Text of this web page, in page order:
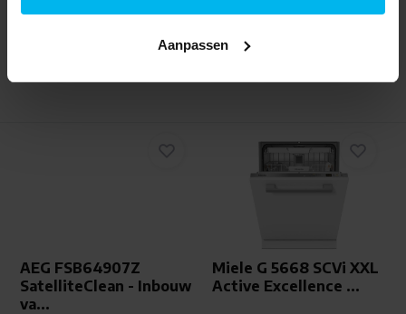
Aanpassen
1.099,- 669,-
AEG FSB64907Z
SatelliteClean - Inbouw
va...
Miele G 5668 SCVi XXL
Active Excellence ...